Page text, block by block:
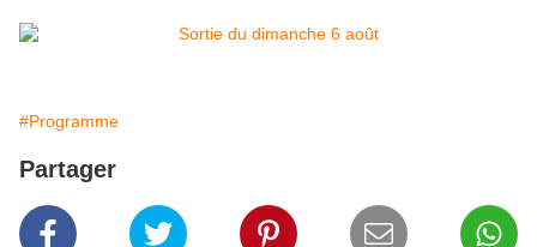
#Programme
Partager